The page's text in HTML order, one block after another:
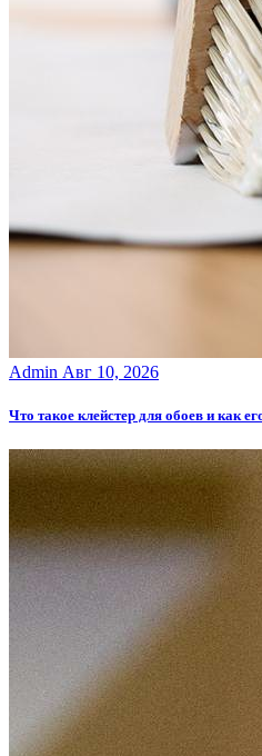
Admin Авг 10, 2026
Что такое клейстер для обоев и как